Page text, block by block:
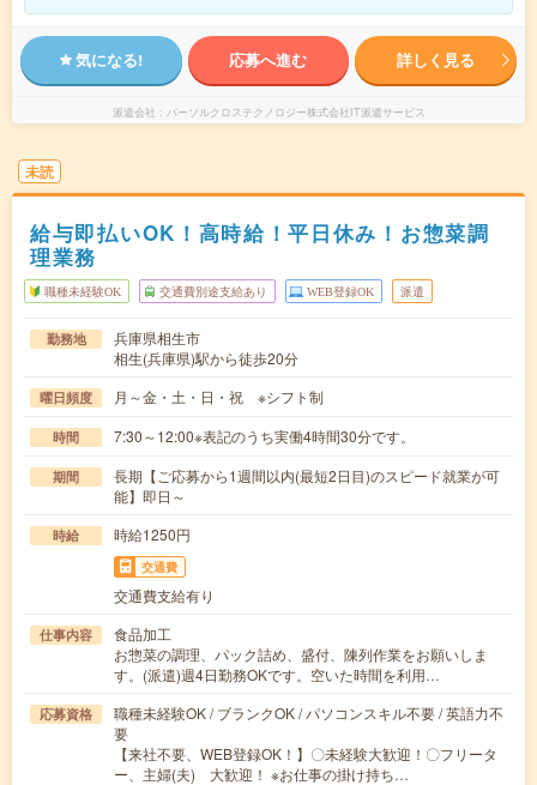
気になる! 応募へ進む 詳しく見る
派遣会社 パーソルクロステクノロジー株式会社IT派遣サービス
未読
給与即払いOK！高時給！平日休み！お惣菜調
理業務
職種未経験OK 交通費別途支給あり WEB登録OK 派遣
勤務地
兵庫県相生市
相生(兵庫県)駅から徒歩20分
曜日頻度 月～金・土・日・祝 ※シフト制
時間 7:30～12:00※表記のうち実働4時間30分です。
期間
長期【ご応募から1週間以内(最短2日目)のスピード就業が可
能】即日～
時給 時給1250円
交通費
交通費支給有り
仕事内容
食品加工
お惣菜の調理、パック詰め、盛付、陳列作業をお願いしま
す。(派遣)週4日勤務OKです。空いた時間を利用…
応募資格
職種未経験OK / ブランクOK / パソコンスキル不要 / 英語力不
要
【来社不要、WEB登録OK！】〇未経験大歓迎！〇フリータ
ー、主婦(夫) 大歓迎！ ※お仕事の掛け持ち…